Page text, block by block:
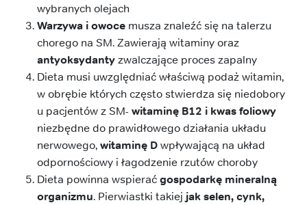
wybranych olejach
Warzywa i owoce musza znaleźć się na talerzu
chorego na SM. Zawierają witaminy oraz
antyoksydantyzwalczające proces zapalny
Dieta musi uwzględniać właściwą podaż witamin,
w obrębie których często stwierdza się niedobory
u pacjentów z SM- witaminę B12 i kwas foliowy
niezbędne do prawidłowego działania układu
nerwowego,witaminę Dwpływającą na układ
odpornościowy i łagodzenie rzutów choroby
Dieta powinna wspieraćgospodarkę mineralną
organizmu. Pierwiastki takiej jak selen, cynk,